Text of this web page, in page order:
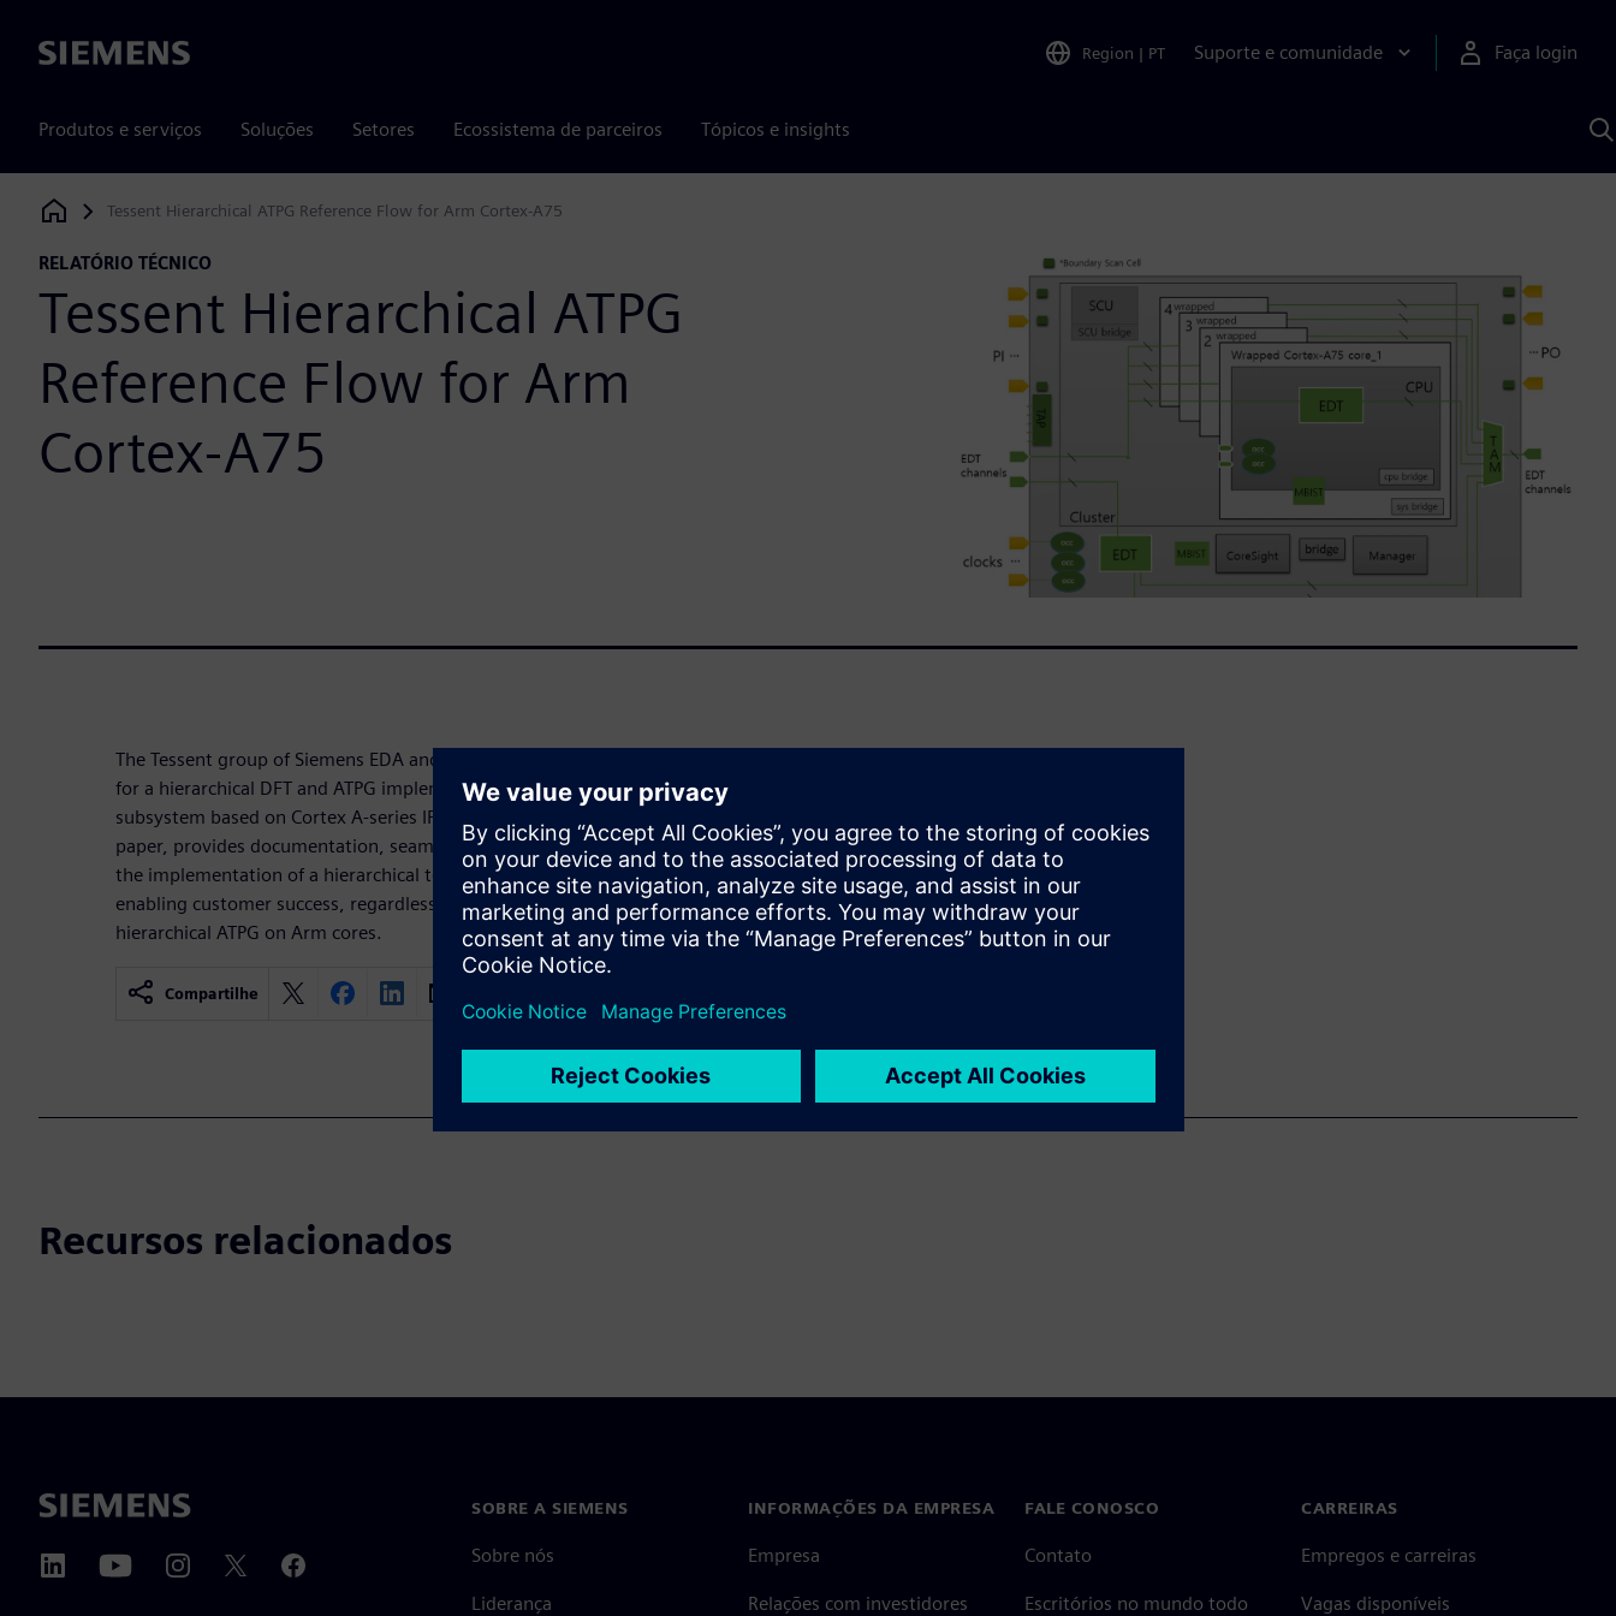
Siemens Region | PT Suporte e comunidade Faça login
Produtos e serviços Soluções Setores Ecossistema de parceiros Tópicos e insights
Siemens Digital Industries Software
Tessent Hierarchical ATPG Reference Flow for Arm Cortex-A75
RELATÓRIO TÉCNICO
Tessent Hierarchical ATPG
Reference Flow for Arm
Cortex-A75
The Tessent group of Siemens EDA and Arm jointly developed a reference flow
for a hierarchical DFT and ATPG implementation with Tessent for any Arm
subsystem based on Cortex A-series IP. The reference flow, described in this
paper, provides documentation, seamless interfaces, and scripts that accelerate
the implementation of a hierarchical test solution. We are both dedicated to
enabling customer success, regardless of their level of experience implementing
hierarchical ATPG on Arm cores.
Compartilhe
Recursos relacionados
SOBRE A SIEMENS
Sobre nós
Liderança
INFORMAÇÕES DA EMPRESA
Empresa
Relações com investidores
FALE CONOSCO
Contato
Escritórios no mundo todo
CARREIRAS
Empregos e carreiras
Vagas disponíveis